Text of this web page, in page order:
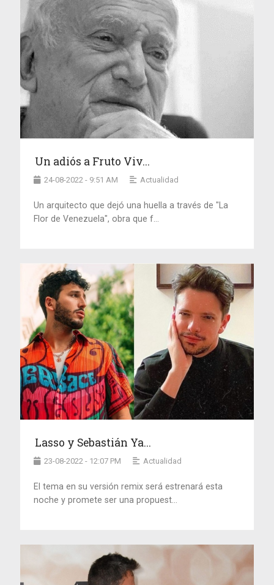
Un adiós a Fruto Viv...
24-08-2022 - 9:51 AM Actualidad
Un arquitecto que dejó una huella a través de "La
Flor de Venezuela", obra que f...
Lasso y Sebastián Ya...
23-08-2022 - 12:07 PM Actualidad
El tema en su versión remix será estrenará esta
noche y promete ser una propuest...